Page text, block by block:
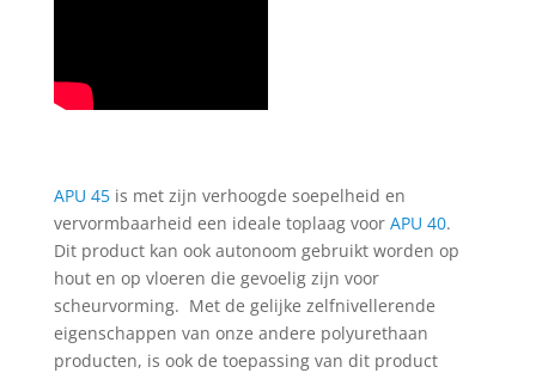
APU 45is met zijn verhoogde soepelheid en
vervormbaarheid een ideale toplaag voor APU 40.
Dit product kan ook autonoom gebruikt worden op
hout en op vloeren die gevoelig zijn voor
scheurvorming. Met de gelijke zelfnivellerende
eigenschappen van onze andere polyurethaan
producten, is ook de toepassing van dit product